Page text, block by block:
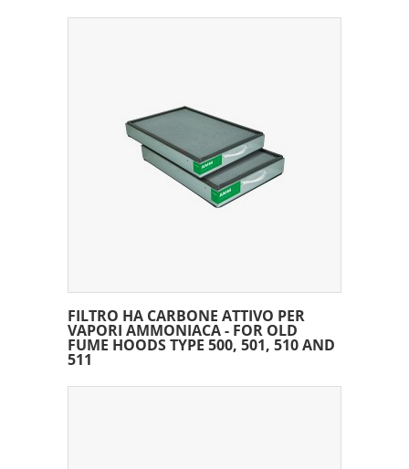
FILTRO HA CARBONE ATTIVO PER
VAPORI AMMONIACA - FOR OLD
FUME HOODS TYPE 500, 501, 510 AND
511